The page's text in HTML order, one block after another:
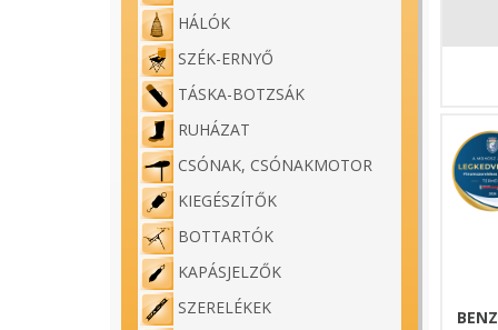
HÁLÓK
SZÉK-ERNYŐ
TÁSKA-BOTZSÁK
RUHÁZAT
CSÓNAK, CSÓNAKMOTOR
KIEGÉSZÍTŐK
BOTTARTÓK
KAPÁSJELZŐK
SZERELÉKEK